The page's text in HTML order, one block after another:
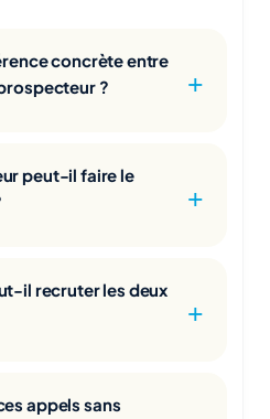
concrète entre
?
peut-il faire le
il recruter les deux
appels sans